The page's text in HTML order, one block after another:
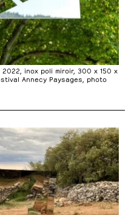
2022, inox poli miroir, 300 x 150 x
Annecy Paysages, photo